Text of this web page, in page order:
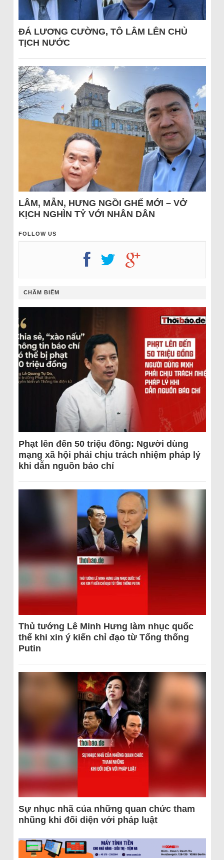
ĐÁ LƯƠNG CƯỜNG, TÔ LÂM LÊN CHỦ
TỊCH NƯỚC
LÂM, MẪN, HƯNG NGỒI GHẾ MỚI – VỞ
KỊCH NGHÌN TỶ VỚI NHÂN DÂN
FOLLOW US
CHÂM BIẾM
Phạt lên đến 50 triệu đồng: Người dùng
mạng xã hội phải chịu trách nhiệm pháp lý
khi dẫn nguồn báo chí
Thủ tướng Lê Minh Hưng làm nhục quốc
thể khi xin ý kiến chỉ đạo từ Tổng thống
Putin
Sự nhục nhã của những quan chức tham
nhũng khi đối diện với pháp luật